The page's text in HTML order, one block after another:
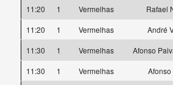
11:20
1 Vermelhas
Rafael
11:20
1 Vermelhas
André
11:30
1 Vermelhas
Afonso
11:30
1 Vermelhas